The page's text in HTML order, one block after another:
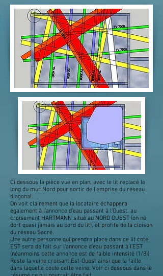
Ci dessous la pièce vue en plan, avec le lit replacé le
long du mur Nord pour sortir de l'emprise du réseau
diagonal.
On voit clairement que la locataire échappera
également à l'annonce d'eau passant à l'Ouest, au
croisement HARTMANN situé au NORD OUEST (on ne
dort quasi jamais au bord du lit), et profite de la cloison
du réseau Sacré.
Une autre personne qui prendra place dans ce lit coté
EST sera de fait sur l'annonce d'eau passant à l'EST
(néanmoins cette annonce est de faible intensité (1/8)).
Reste la veine croisant Est-Ouest ainsi que la faille
dans laquelle coule cette veine. Voir ci dessous dans le